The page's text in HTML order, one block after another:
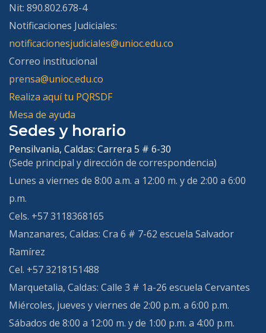
Nit: 890.802.678-4
Notificaciones Judiciales:
notificacionesjudiciales@unioc.edu.co
Correo institucional
prensa@unioc.edu.co
Realiza aquí tu PQRSDF
Mesa de ayuda
Sedes y horario
Pensilvania, Caldas: Carrera 5 # 6-30
(Sede principal y dirección de correspondencia)
Lunes a viernes de 8:00 a.m. a 12:00 m. y de 2:00 a 6:00
p.m.
Cels. +57 3118368165
Manzanares, Caldas: Cra 6 # 7-62 escuela Salvador
Ramírez
Cel. +57 3218151488
Marquetalia, Caldas: Calle 3 # 1a-26 escuela Cervantes
Miércoles, jueves y viernes de 2:00 p.m. a 6:00 p.m.
Sábados de 8:00 a 12:00 m. y de 1:00 p.m. a 4:00 p.m.